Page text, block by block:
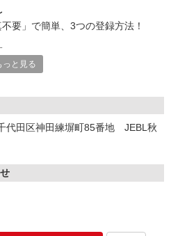
要」で簡単、3つの登録方法！
ら、あなたにピッタリのお仕事を
なる事はしっかりチェック！
っと見る
代田区神田練塀町85番地 JEBL秋